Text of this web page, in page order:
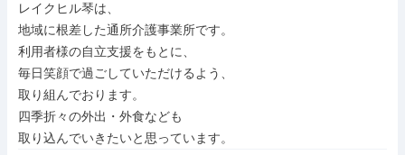
レイクヒル琴は、
地域に根差した通所介護事業所です。
利用者様の自立支援をもとに、
毎日笑顔で過ごしていただけるよう、
取り組んでおります。
四季折々の外出・外食なども
取り込んでいきたいと思っています。